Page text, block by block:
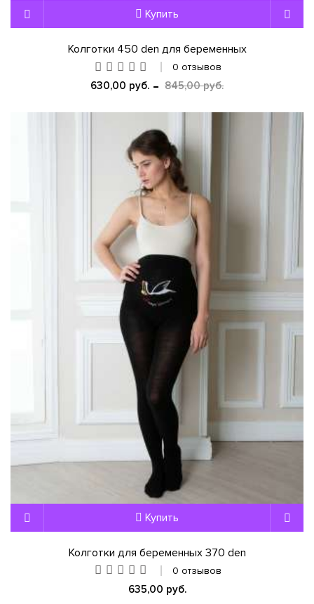
Купить
Колготки 450 den для беременных
0 отзывов
630,00 руб. 845,00 руб.
Купить
Колготки для беременных 370 den
0 отзывов
635,00 руб.